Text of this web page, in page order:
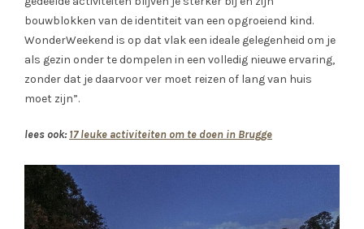
bouwblokken van de identiteit van een opgroeiend kind.
WonderWeekend is op dat vlak een ideale gelegenheid om je
als gezin onder te dompelen in een volledig nieuwe ervaring,
zonder dat je daarvoor ver moet reizen of lang van huis
moet zijn”.
lees ook:17 leuke activiteiten om te doen in Brugge